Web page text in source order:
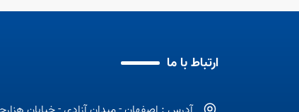
ارتباط با ما